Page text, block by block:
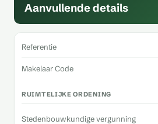
Aanvullende details
Referentie
Makelaar Code
RUIMTELIJKE ORDENING
Stedenbouwkundige vergunning